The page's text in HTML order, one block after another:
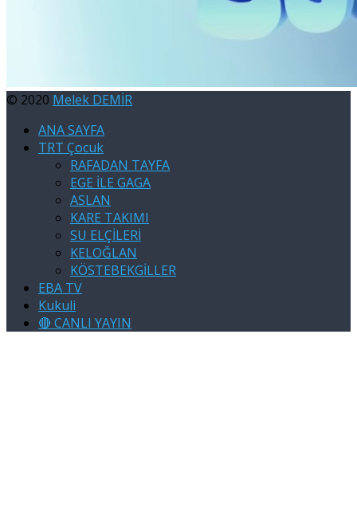
© 2020 Melek DEMİR
ANA SAYFA
TRT Çocuk
RAFADAN TAYFA
EGE İLE GAGA
ASLAN
KARE TAKIMI
SU ELÇİLERİ
KELOĞLAN
KÖSTEBEKGİLLER
EBA TV
Kukuli
🔴 CANLI YAYIN